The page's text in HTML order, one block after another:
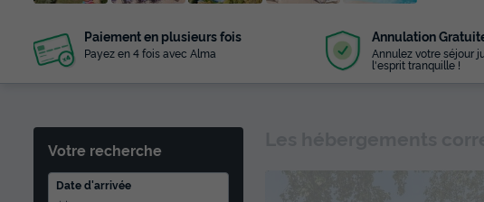
+ 44
photos
Paiement en plusieurs fois
Payez en 4 fois avec Alma
Annulation
Annulez votre séjour
l'esprit tranquille !
Votre recherche
Date d'arrivée